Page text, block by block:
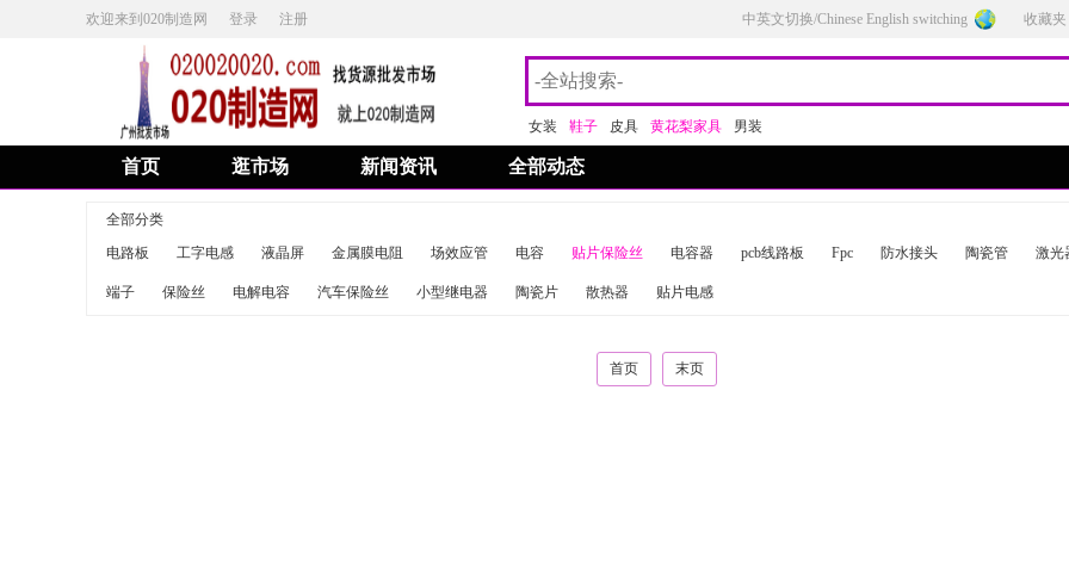
欢迎来到020制造网 登录 注册 中英文切换/Chinese English switching 收藏夹
女装 鞋子 皮具 黄花梨家具 男装
首页 逛市场 新闻资讯 全部动态
全部分类
电路板
工字电感 液晶屏 金属膜电阻 场效应管 电容 贴片保险丝 电容器 pcb线路板 Fpc 防水接头 陶瓷管 激光
端子 保险丝 电解电容 汽车保险丝 小型继电器 陶瓷片 散热器 贴片电感
首页 末页